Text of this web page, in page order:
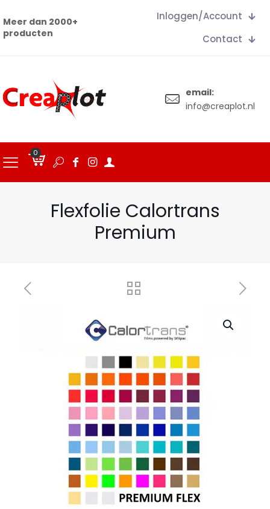
Meer dan 2000+
producten
Inloggen/Account
Contact
email:
info@creaplot.nl
0
Flexfolie Calortrans
Premium